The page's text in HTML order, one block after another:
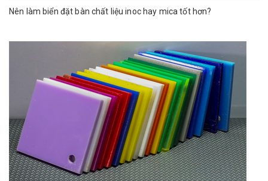
Nên làm biển đặt bàn chất liệu inoc hay mica tốt hơn?